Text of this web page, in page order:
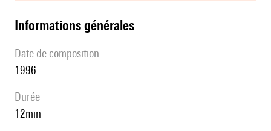
informations générales
date de composition
1996
durée
12min